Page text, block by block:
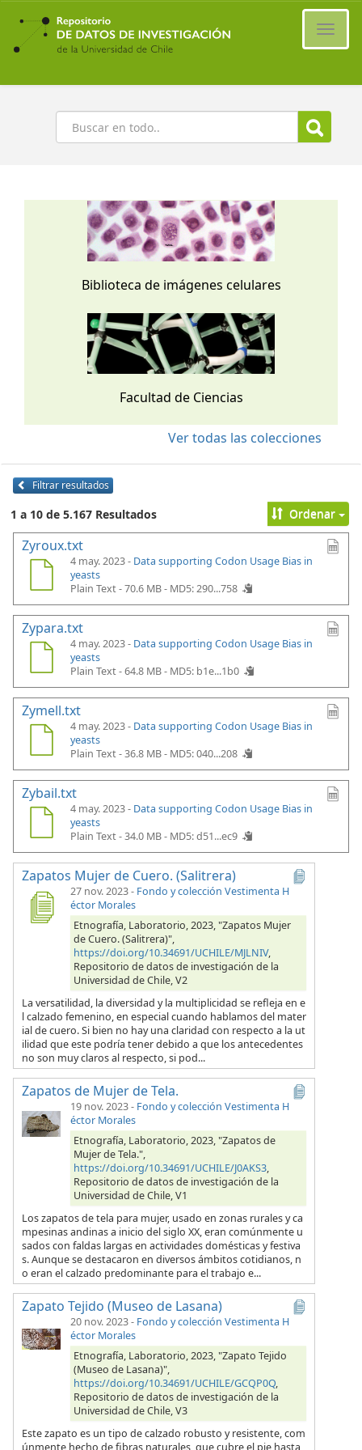
Ir
contenido
principal
Buscar
Biblioteca de imágenes celulares
Facultad de Ciencias
Ver todas las colecciones
Filtrar resultados
1 a 10 de 5.167 Resultados Ordenar
Zyroux.txt
4 may. 2023 - Data supporting Codon Usage Bias in
yeasts
Plain Text - 70.6 MB - MD5: 290...758
Zypara.txt
4 may. 2023 - Data supporting Codon Usage Bias in
yeasts
Plain Text - 64.8 MB - MD5: b1e...1b0
Zymell.txt
4 may. 2023 - Data supporting Codon Usage Bias in
yeasts
Plain Text - 36.8 MB - MD5: 040...208
Zybail.txt
4 may. 2023 - Data supporting Codon Usage Bias in
yeasts
Plain Text - 34.0 MB - MD5: d51...ec9
Zapatos Mujer de Cuero. (Salitrera)
27 nov. 2023- Fondo y colección Vestimenta H
éctor Morales
Etnografía, Laboratorio, 2023, "Zapatos Mujer
de Cuero. (Salitrera)",
https://doi.org/10.34691/UCHILE/MJLNIV,
Repositorio de datos de investigación de la
Universidad de Chile, V2
La versatilidad, la diversidad y la multiplicidad se refleja en e
l calzado femenino, en especial cuando hablamos del mater
ial de cuero. Si bien no hay una claridad con respecto a la ut
ilidad que este podría tener debido a que los antecedentes
no son muy claros al respecto, si pod...
Zapatos de Mujer de Tela.
19 nov. 2023- Fondo y colección Vestimenta H
éctor Morales
Etnografía, Laboratorio, 2023, "Zapatos de
Mujer de Tela.",
https://doi.org/10.34691/UCHILE/J0AKS3,
Repositorio de datos de investigación de la
Universidad de Chile, V1
Los zapatos de tela para mujer, usado en zonas rurales y ca
mpesinas andinas a inicio del siglo XX, eran comúnmente u
sados con faldas largas en actividades domésticas y festiva
s. Aunque se destacaron en diversos ámbitos cotidianos, n
o eran el calzado predominante para el trabajo e...
Zapato Tejido (Museo de Lasana)
20 nov. 2023- Fondo y colección Vestimenta H
éctor Morales
Etnografía, Laboratorio, 2023, "Zapato Tejido
(Museo de Lasana)",
https://doi.org/10.34691/UCHILE/GCQP0Q,
Repositorio de datos de investigación de la
Universidad de Chile, V3
Este zapato es un tipo de calzado robusto y resistente, com
únmente hecho de fibras naturales, que cubre el pie hasta